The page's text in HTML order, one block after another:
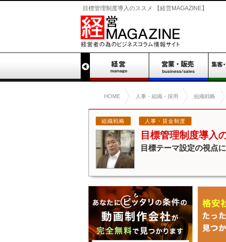
目標管理制度導入のススメ 【経営MAGAZINE】
HOME 人事・組織・採用 組織戦略
組織戦略 人事・賃金制度
目標管理制度導入
目標テーマ設定の視点